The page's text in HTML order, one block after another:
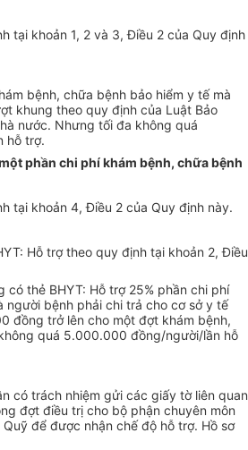
tại khoản 1, 2 và 3, Điều 2 của Quy định
bệnh, chữa bệnh bảo hiểm y tế mà
khung theo quy định của Luật Bảo
nước. Nhưng tối đa không quá
hỗ trợ.
phần chi phí khám bệnh, chữa bệnh
tại khoản 4, Điều 2 của Quy định này.
Hỗ trợ theo quy định tại khoản 2, Điều
có thẻ BHYT: Hỗ trợ 25% phần chi phí
người bệnh phải chi trả cho cơ sở y tế
đồng trở lên cho một đợt khám bệnh,
quá 5.000.000 đồng/người/lần hỗ
có trách nhiệm gửi các giấy tờ liên quan
đợt điều trị cho bộ phận chuyên môn
để được nhận chế độ hỗ trợ. Hồ sơ